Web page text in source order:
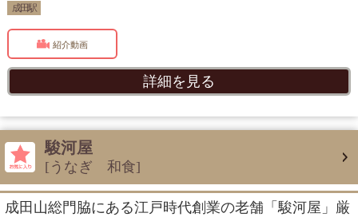
成田駅
紹介動画
詳細を見る
駿河屋
[うなぎ 和食]
成田山総門脇にある江戸時代創業の老舗「駿河屋」厳